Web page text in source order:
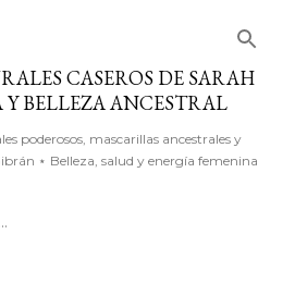
CASEROS DE SARAH
BELLEZA ANCESTRAL
poderosos, mascarillas ancestrales y
⋆ Belleza, salud y energía femenina